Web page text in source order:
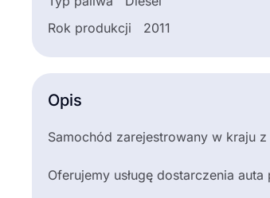
Rok produkcji
2011
Opis
Samochód zarejestrowany w kraju z
Oferujemy usługę dostarczenia